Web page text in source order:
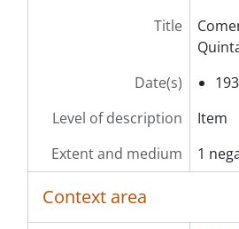
Title
Date(s)
Level of description
Item
Extent and medium
1
Context area